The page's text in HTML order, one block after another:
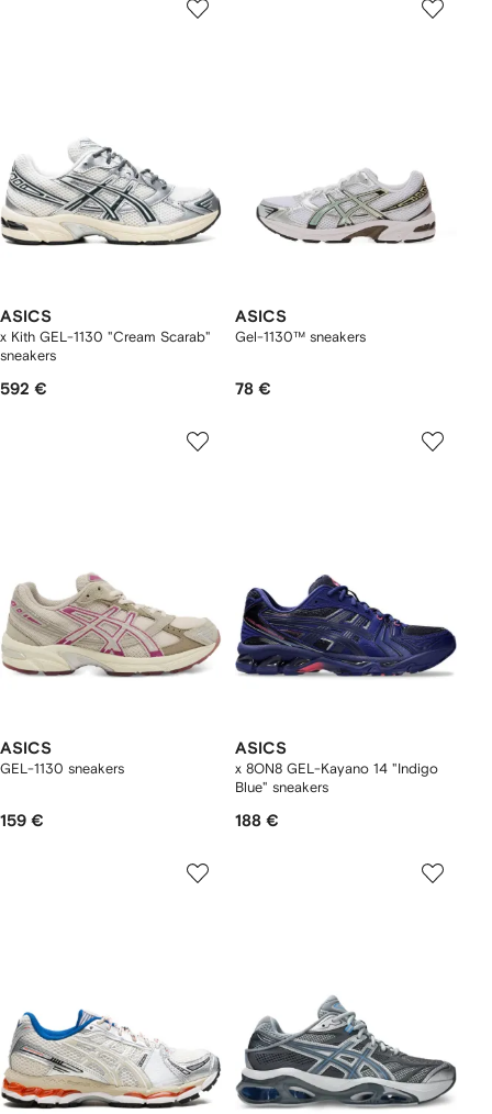
ASICS
x Kith GEL-1130 "Cream Scarab"
sneakers
592 €
ASICS
Gel-1130™ sneakers
78 €
ASICS
GEL-1130 sneakers
159 €
ASICS
x 8ON8 GEL-Kayano 14 "Indigo
Blue" sneakers
188 €